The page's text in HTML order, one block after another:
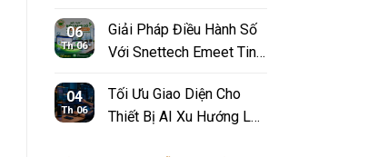
Traffic Website Tự Nhiên
06
Th 06
Giải Pháp Điều Hành Số
Với Snettech Emeet Tinh
04
Th 06
Tối Ưu Giao Diện Cho
Thiết Bị AI Xu Hướng Lập